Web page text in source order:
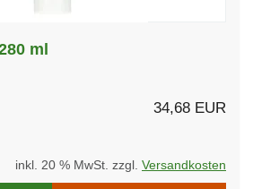
ml
34,68 EUR
inkl. 20 % MwSt. zzgl. Versandkosten